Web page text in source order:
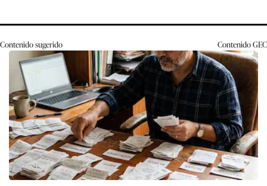
Contenido sugerido ContenidoGEC